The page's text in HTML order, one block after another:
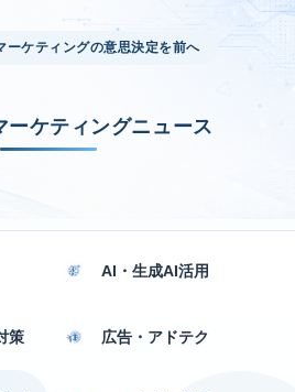
ーケティングの意思決定を前へ
ーケティングニュース
AI・生成AI活用
策 広告・アドテク